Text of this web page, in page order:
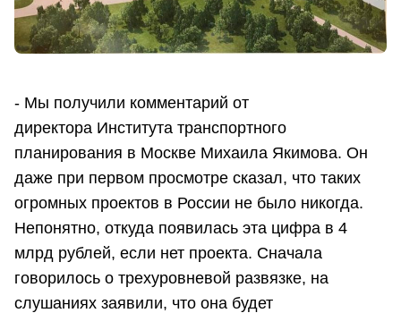
- Мы получили комментарий от
директора Института транспортного
планирования в Москве Михаила Якимова. Он
даже при первом просмотре сказал, что таких
огромных проектов в России не было никогда.
Непонятно, откуда появилась эта цифра в 4
млрд рублей, если нет проекта. Сначала
говорилось о трехуровневой развязке, на
слушаниях заявили, что она будет